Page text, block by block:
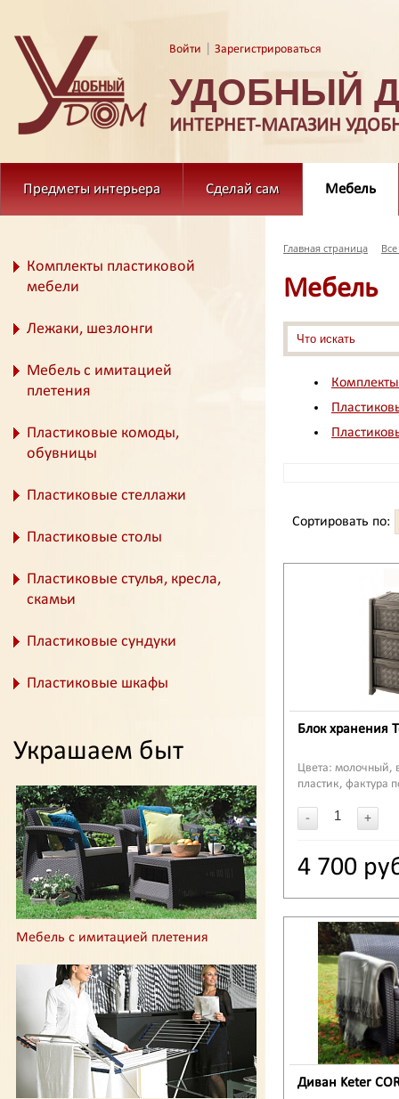
Войти Зарегистрироваться
УДОБНЫЙ
ИНТЕРНЕТ-МАГАЗИН
Предметы интерьера Сделай сам Мебель
Комплекты пластиковой
мебели
Лежаки, шезлонги
Мебель с имитацией
плетения
Пластиковые комоды,
обувницы
Пластиковые стеллажи
Пластиковые столы
Пластиковые стулья, кресла,
скамьи
Пластиковые сундуки
Пластиковые шкафы
Украшаем быт
Мебель с имитацией плетения
Главная страница
Мебель
Сортировать по:
Блок хранения
Цвета: молочный,
пластик, фактура
- +
4 700
4 700
Диван Keter